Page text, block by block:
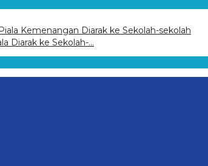
Diarak ke Sekolah-…